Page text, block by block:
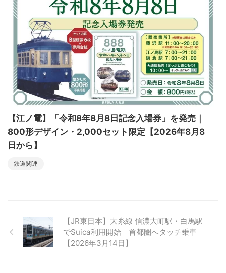
【江ノ電】「令和8年8月8日記念入場券」を発売｜
800形デザイン・2,000セット限定【2026年8月8
日から】
鉄道関連
【JR東日本】大糸線 信濃大町駅・白馬駅
でSuica利用開始｜首都圏へタッチ乗車
【2026年3月14日】